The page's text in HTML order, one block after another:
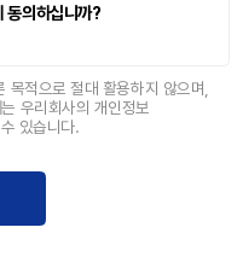
동의하십니까?
적으로 절대 활용하지 않으며,
우리회사의 개인정보
있습니다.